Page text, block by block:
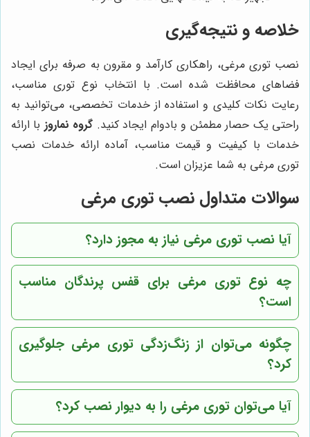
خلاصه و نتیجه‌گیری
نصب توری مرغی، راهکاری کارآمد و مقرون به صرفه برای ایجاد
فضاهای محافظت شده است. با انتخاب نوع توری مناسب،
رعایت نکات کلیدی و استفاده از خدمات تخصصی، می‌توانید به
راحتی یک حصار مطمئن و بادوام ایجاد کنید. گروه نماروز با ارائه
خدمات با کیفیت و قیمت مناسب، آماده ارائه خدمات نصب
توری مرغی به شما عزیزان است.
سوالات متداول نصب توری مرغی
آیا نصب توری مرغی نیاز به مجوز دارد؟
چه نوع توری مرغی برای قفس پرندگان مناسب
است؟
چگونه می‌توان از زنگ‌زدگی توری مرغی جلوگیری
کرد؟
آیا می‌توان توری مرغی را به دیوار نصب کرد؟